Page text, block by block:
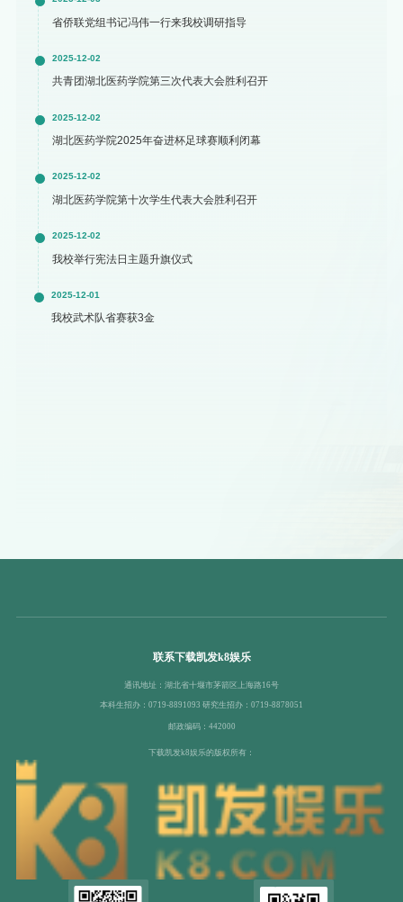
省侨联党组书记冯伟一行来我校调研指导
2025-12-02
共青团湖北医药学院第三次代表大会胜利召开
2025-12-02
湖北医药学院2025年奋进杯足球赛顺利闭幕
2025-12-02
湖北医药学院第十次学生代表大会胜利召开
2025-12-02
我校举行宪法日主题升旗仪式
2025-12-01
我校武术队省赛获3金
联系下载凯发k8娱乐
通讯地址：湖北省十堰市茅箭区上海路16号
本科生招办：0719-8891093 研究生招办：0719-8878051
邮政编码：442000
下载凯发k8娱乐的版权所有：